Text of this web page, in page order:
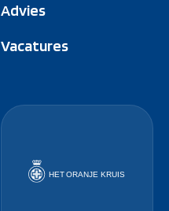
Advies
Vacatures